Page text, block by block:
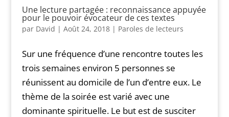
Une lecture partagée : reconnaissance appuyée
pour le pouvoir évocateur de ces textes
par David | Août 24, 2018| Paroles de lecteurs
Sur une fréquence d’une rencontre toutes les
trois semaines environ 5 personnes se
réunissent au domicile de l’un d’entre eux. Le
thème de la soirée est varié avec une
dominante spirituelle. Le but est de susciter